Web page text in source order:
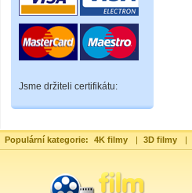
Jsme držiteli certifikátu:
Populární kategorie: 4K filmy | 3D filmy |